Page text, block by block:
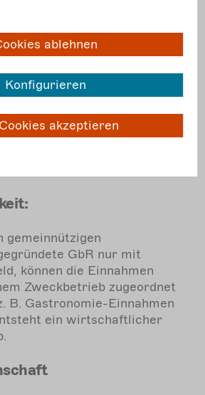
eine Theateraufführung
die grundsätzlich
Ticket-Einnahmen abfärben.
gemeinnützigen
GbR nur mit
können die Einnahmen
Zweckbetrieb zugeordnet
B. Gastronomie-Einnahmen
ein wirtschaftlicher
ablehnen
Konfigurieren
akzeptieren